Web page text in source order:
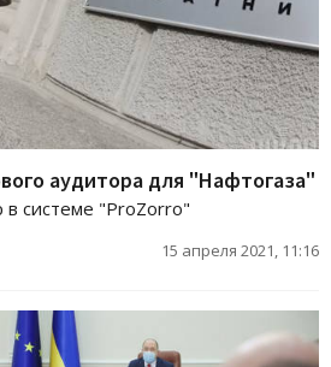
аудитора для "Нафтогаза"
системе "ProZorro"
15 апреля 2021, 11:16